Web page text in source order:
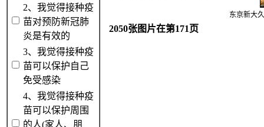
2、我觉得接种疫
苗对预防新冠肺
炎是有效的
3、我觉得接种疫
苗可以保护自己
免受感染
4、我觉得接种疫
苗可以保护周围
的人(家人、朋
东京新大
2050张图片在第171页